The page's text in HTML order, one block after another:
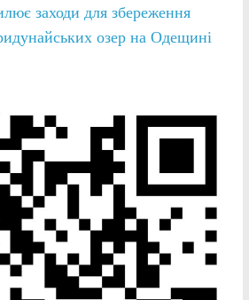
заходи для збереження
озер на Одещині